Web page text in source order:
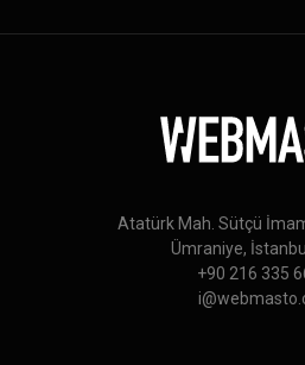
Atatürk Mah. Sütçü
Ümraniye,
+90 216 335